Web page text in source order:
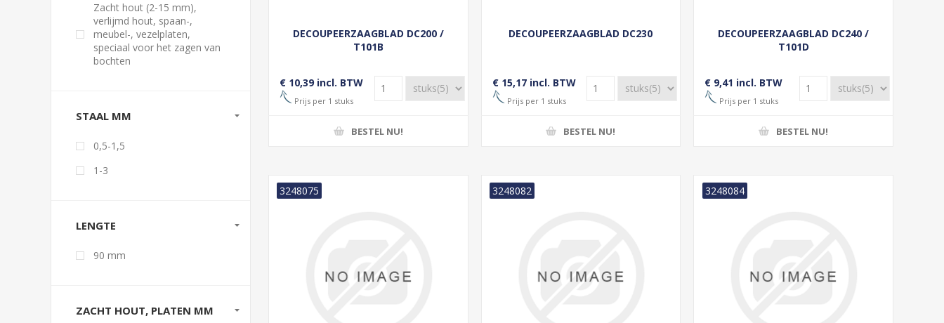
DECOUPEERZAAGBLAD DC200 /
T101B
€ 10,39 incl. BTW
Prijs per 1 stuks
BESTEL NU!
DECOUPEERZAAGBLAD DC230
€ 15,17 incl. BTW
Prijs per 1 stuks
BESTEL NU!
DECOUPEERZAAGBLAD DC240 /
T101D
€ 9,41 incl. BTW
Prijs per 1 stuks
BESTEL NU!
3248075 3248082 3248084
Zacht hout (2-15 mm),
verlijmd hout, spaan-,
meubel-, vezelplaten,
speciaal voor het zagen van
bochten
STAAL MM
0,5-1,5
1-3
LENGTE
90 mm
ZACHT HOUT, PLATEN MM